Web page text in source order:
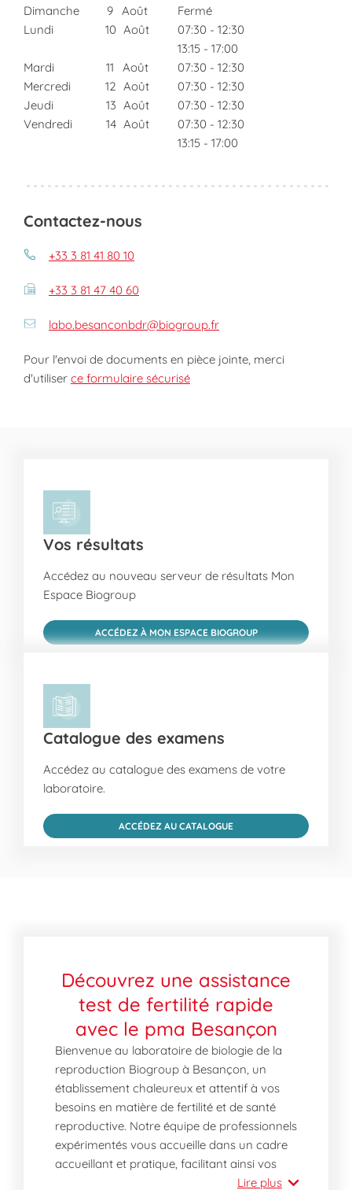
Dimanche
9 Août
Fermé
Lundi
10 Août 07:30 - 12:30
13:15 - 17:00
Mardi
11 Août 07:30 - 12:30
Mercredi
12 Août 07:30 - 12:30
Jeudi
13 Août 07:30 - 12:30
Vendredi
14 Août 07:30 - 12:30
13:15 - 17:00
Contactez-nous
+33 3 81 41 80 10
+33 3 81 47 40 60
labo.besanconbdr@biogroup.fr
Pour l'envoi de documents en pièce jointe, merci
d'utiliser ce formulaire sécurisé
Vos résultats
Accédez au nouveau serveur de résultats Mon
Espace Biogroup
ACCÉDEZ À MON ESPACE BIOGROUP
Catalogue des examens
Accédez au catalogue des examens de votre
laboratoire.
ACCÉDEZ AU CATALOGUE
Découvrez une assistance
test de fertilité rapide
avec le pma Besançon
Bienvenue au laboratoire de biologie de la
reproduction Biogroup à Besançon, un
établissement chaleureux et attentif à vos
besoins en matière de fertilité et de santé
reproductive. Notre équipe de professionnels
expérimentés vous accueille dans un cadre
accueillant et pratique, facilitant ainsi vos
déplacements pour effectuer des tests et
Lire plus